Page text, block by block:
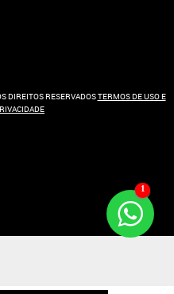
DIREITOS RESERVADOSTERMOS DE USO E
1